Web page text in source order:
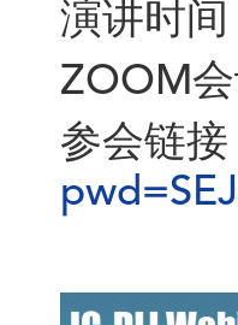
演讲时
ZOOM
参会链接